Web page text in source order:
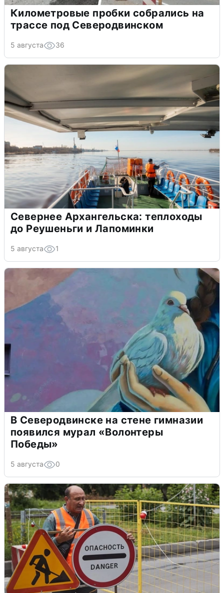
Километровые пробки собрались на
трассе под Северодвинском
5 августа 36
Севернее Архангельска: теплоходы
до Реушеньги и Лапоминки
5 августа 1
В Северодвинске на стене гимназии
появился мурал «Волонтеры
Победы»
5 августа 0